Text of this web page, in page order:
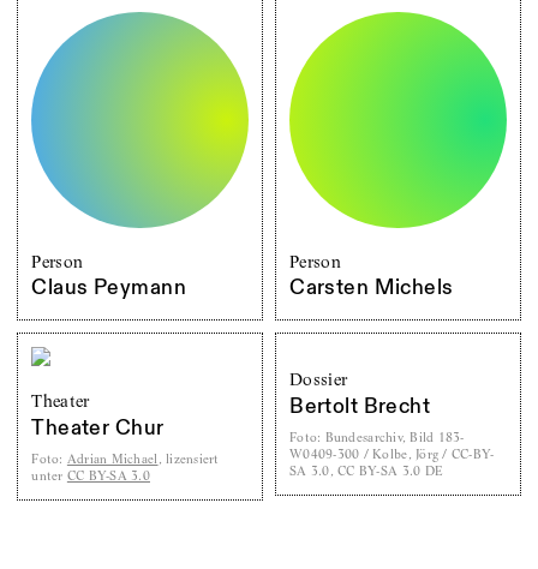
Person
Claus Peymann
Person
Carsten Michels
Theater
Theater Chur
Foto: Adrian Michael , lizensiert
unter CC BY-SA 3.0
Dossier
Bertolt Brecht
Foto: Bundesarchiv, Bild 183-
W0409-300 / Kolbe, Jörg / CC-BY-
SA 3.0, CC BY-SA 3.0 DE